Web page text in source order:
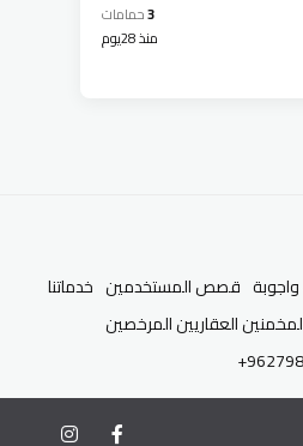
3حمامات
منذ 28يوم
قصص المستخدمين خدماتنا
العقاريين المرخصين